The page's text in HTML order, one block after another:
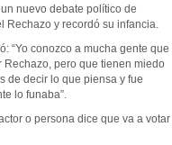
nuevo debate político de
Rechazo y recordó su infancia.
“Yo conozco a mucha gente que
pero que tienen miedo
de decir lo que piensa y fue
lo funaba”.
o persona dice que va a votar